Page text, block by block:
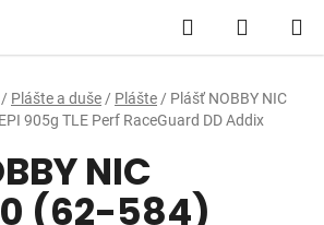
Hľadať
KOŠÍK
/ Plášte a duše / Plášte / Plášť NOBBY NIC
905g TLE Perf RaceGuard DD Addix
NIC
(62-584)